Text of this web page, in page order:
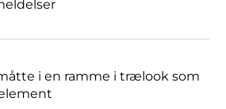
i en ramme i trælook som